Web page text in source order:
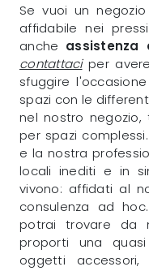
Se vuoi un
affidabile nei
anche assistenza
contattaciper avere
sfuggire
spazi con le
nel nostro
per spazi
e la nostra
locali inediti e in
vivono: affidati al
consulenza ad
potrai trovare da
proporti una
oggetti